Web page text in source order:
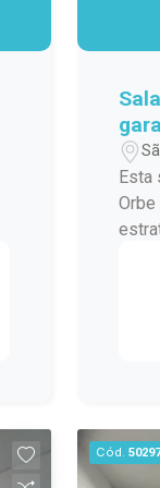
Esta
Cód. 50297